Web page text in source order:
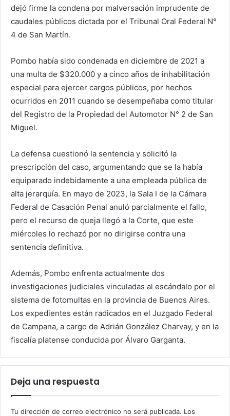
dejó firme la condena por malversación imprudente de
caudales públicos dictada por el Tribunal Oral Federal N°
4 de San Martín.
Pombo había sido condenada en diciembre de 2021 a
una multa de $320.000 y a cinco años de inhabilitación
especial para ejercer cargos públicos, por hechos
ocurridos en 2011 cuando se desempeñaba como titular
del Registro de la Propiedad del Automotor N° 2 de San
Miguel.
La defensa cuestionó la sentencia y solicitó la
prescripción del caso, argumentando que se la había
equiparado indebidamente a una empleada pública de
alta jerarquía. En mayo de 2023, la Sala I de la Cámara
Federal de Casación Penal anuló parcialmente el fallo,
pero el recurso de queja llegó a la Corte, que este
miércoles lo rechazó por no dirigirse contra una
sentencia definitiva.
Además, Pombo enfrenta actualmente dos
investigaciones judiciales vinculadas al escándalo por el
sistema de fotomultas en la provincia de Buenos Aires.
Los expedientes están radicados en el Juzgado Federal
de Campana, a cargo de Adrián González Charvay, y en la
fiscalía platense conducida por Álvaro Garganta.
Deja una respuesta
Tu dirección de correo electrónico no será publicada. Los